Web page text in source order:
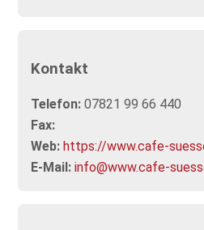
Kontakt
Telefon: 07821 99 66 440
Fax:
Web: https://www.cafe-
E-Mail: info@www.cafe-